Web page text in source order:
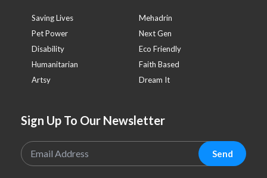
Saving Lives
Mehadrin
Pet Power
Next Gen
Disability
Eco Friendly
Humanitarian
Faith Based
Artsy
Dream It
Sign Up To Our Newsletter
Send